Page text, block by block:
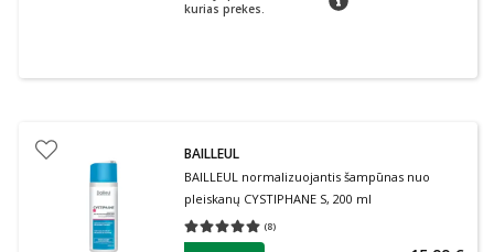
kurias prekes.
BAILLEUL
BAILLEUL normalizuojantis šampūnas nuo
pleiskanų CYSTIPHANE S, 200 ml
(8)
Vidutinis įvertinimas 5.00